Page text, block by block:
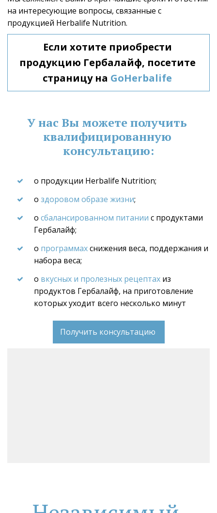
на интересующие вопросы, связанные с
продукцией Herbalife Nutrition.
Если хотите приобрести
продукцию Гербалайф, посетите
страницу на GoHerbalife
У нас Вы можете получить
квалифицированную
консультацию:
о продукции Herbalife Nutrition;
о здоровом образе жизни;
о сбалансированном питании с продуктами
Гербалайф;
о программах снижения веса, поддержания и
набора веса;
о вкусных и пролезных рецептах из
продуктов Гербалайф, на приготовление
которых уходит всего несколько минут
Получить консультацию